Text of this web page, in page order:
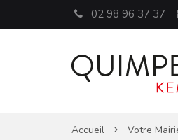
02 98 96 37 37
Accueil Votre